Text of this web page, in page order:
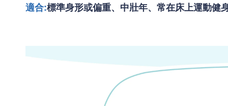
適合:標準身形或偏重、中壯年、常在床上運動健